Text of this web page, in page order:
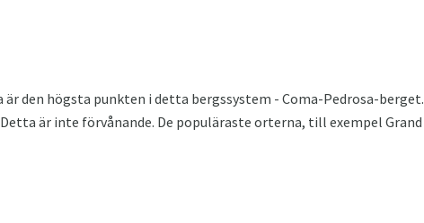
är den högsta punkten i detta bergssystem - Coma-Pedrosa-berget.
är inte förvånande. De populäraste orterna, till exempel Grand